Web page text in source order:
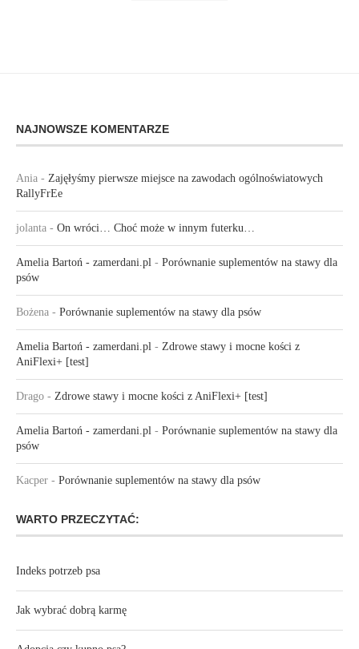
NAJNOWSZE KOMENTARZE
Ania - Zajęłyśmy pierwsze miejsce na zawodach ogólnoświatowych
RallyFrEe
jolanta - On wróci… Choć może w innym futerku…
Amelia Bartoń - zamerdani.pl - Porównanie suplementów na stawy dla
psów
Bożena - Porównanie suplementów na stawy dla psów
Amelia Bartoń - zamerdani.pl - Zdrowe stawy i mocne kości z
AniFlexi+ [test]
Drago - Zdrowe stawy i mocne kości z AniFlexi+ [test]
Amelia Bartoń - zamerdani.pl - Porównanie suplementów na stawy dla
psów
Kacper - Porównanie suplementów na stawy dla psów
WARTO PRZECZYTAĆ:
Indeks potrzeb psa
Jak wybrać dobrą karmę